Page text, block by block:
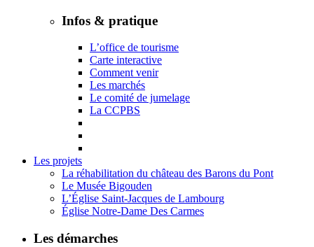
Infos & pratique
L’office de tourisme
Carte interactive
Comment venir
Les marchés
Le comité de jumelage
La CCPBS
Les projets
La réhabilitation du château des Barons du Pont
Le Musée Bigouden
L’Église Saint-Jacques de Lambourg
Église Notre-Dame Des Carmes
Les démarches